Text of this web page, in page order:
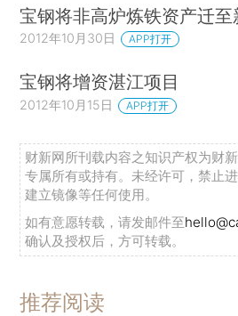
宝钢将非高炉炼铁资产迁至
2012年10月30日 APP打开
宝钢将增资湛江项目
2012年10月15日 APP打开
财新网所刊载内容之知识产权为财
专属所有或持有。未经许可，禁止
建立镜像等任何使用。
如有意愿转载，请发邮件至
确认及授权后，方可转载。
推荐阅读